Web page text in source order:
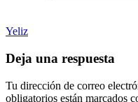
Yeliz
Deja una respuesta
Tu dirección de correo
obligatorios están marcados